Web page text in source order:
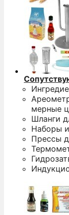
мерные
Шланги
Наборы
Прессы